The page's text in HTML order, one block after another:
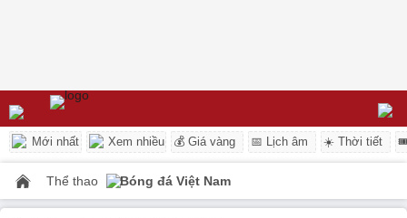
Mới nhất Xem nhiều 💰 Giá vàng 📅 Lịch âm ☀️ Thời tiết
Thể thao Bóng đá Việt Nam